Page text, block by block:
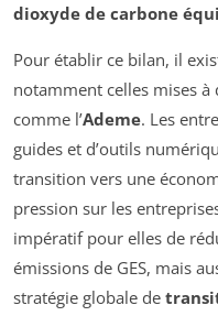
dioxyde de carbone
Pour établir ce bilan, il
notamment celles mises
comme l’Ademe. Les
guides et d’outils
transition vers une
pression sur les
impératif pour elles de
émissions de GES, mais
stratégie globale de